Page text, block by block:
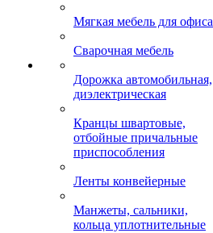
Мягкая мебель для офиса
Сварочная мебель
Дорожка автомобильная,
диэлектрическая
Кранцы швартовые,
отбойные причальные
приспособления
Ленты конвейерные
Манжеты, сальники,
кольца уплотнительные